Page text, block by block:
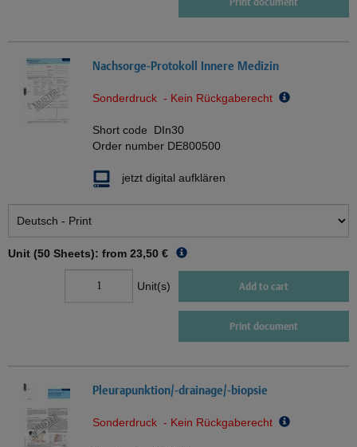
Nachsorge-Protokoll Innere Medizin
Sonderdruck - Kein Rückgaberecht
Short code DIn30
Order number DE800500
jetzt digital aufklären
Unit (50 Sheets): from 23,50 €
Unit(s) Add to cart
Print document
Pleurapunktion/-drainage/-biopsie
Sonderdruck - Kein Rückgaberecht